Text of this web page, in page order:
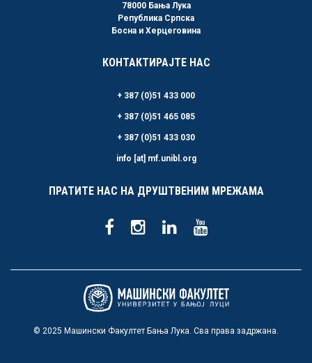
78000 Бања Лука
Република Српска
Босна и Херцеговина
КОНТАКТИРАЈТЕ НАС
+ 387 (0)51 433 000
+ 387 (0)51 465 085
+ 387 (0)51 433 030
info [at] mf.unibl.org
ПРАТИТЕ НАС НА ДРУШТВЕНИМ МРЕЖАМА
© 2025 Машински Факултет Бања Лука. Сва права задржана.